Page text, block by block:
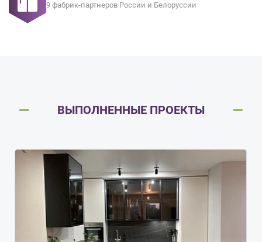
9 фабрик-партнеров России и Белоруссии
ВЫПОЛНЕННЫЕ ПРОЕКТЫ